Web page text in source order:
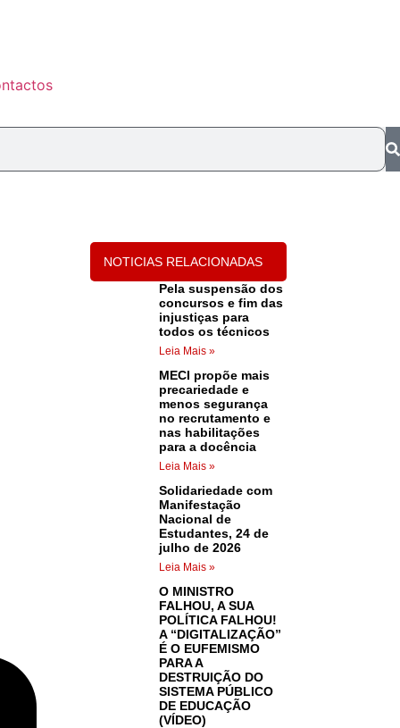
NOTICIAS RELACIONADAS
Pela suspensão dos
concursos e fim das
injustiças para
todos os técnicos
Leia Mais »
MECI propõe mais
precariedade e
menos segurança
no recrutamento e
nas habilitações
para a docência
Leia Mais »
Solidariedade com
Manifestação
Nacional de
Estudantes, 24 de
julho de 2026
Leia Mais »
O MINISTRO
FALHOU, A SUA
POLÍTICA FALHOU!
A “DIGITALIZAÇÃO”
É O EUFEMISMO
PARA A
DESTRUIÇÃO DO
SISTEMA PÚBLICO
DE EDUCAÇÃO
(VÍDEO)